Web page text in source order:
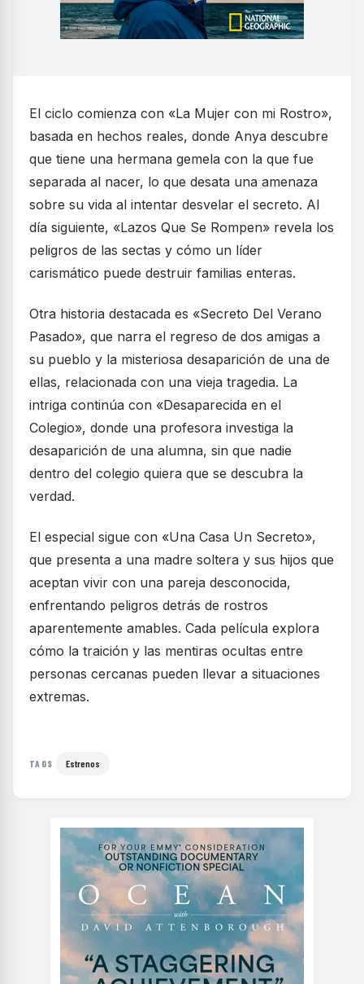
El ciclo comienza con «La Mujer con mi Rostro»,
basada en hechos reales, donde Anya descubre
que tiene una hermana gemela con la que fue
separada al nacer, lo que desata una amenaza
sobre su vida al intentar desvelar el secreto. Al
día siguiente, «Lazos Que Se Rompen» revela los
peligros de las sectas y cómo un líder
carismático puede destruir familias enteras.
Otra historia destacada es «Secreto Del Verano
Pasado», que narra el regreso de dos amigas a
su pueblo y la misteriosa desaparición de una de
ellas, relacionada con una vieja tragedia. La
intriga continúa con «Desaparecida en el
Colegio», donde una profesora investiga la
desaparición de una alumna, sin que nadie
dentro del colegio quiera que se descubra la
verdad.
El especial sigue con «Una Casa Un Secreto»,
que presenta a una madre soltera y sus hijos que
aceptan vivir con una pareja desconocida,
enfrentando peligros detrás de rostros
aparentemente amables. Cada película explora
cómo la traición y las mentiras ocultas entre
personas cercanas pueden llevar a situaciones
extremas.
TAGS Estrenos